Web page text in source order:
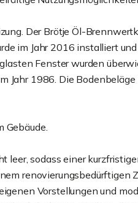
Der Brötje Öl-
im Jahr 2016 installiert
Fenster wurden
Jahr 1986. Die
Gebäude.
leer, sodass einer
renovierungsbedürftigen
Vorstellungen und